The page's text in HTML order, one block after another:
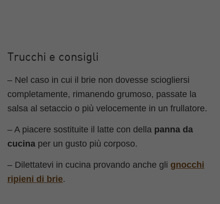
Trucchi e consigli
– Nel caso in cui il brie non dovesse sciogliersi
completamente, rimanendo grumoso, passate la
salsa al setaccio o più velocemente in un frullatore.
– A piacere sostituite il latte con della panna da
cucina per un gusto più corposo.
– Dilettatevi in cucina provando anche gli gnocchi
ripieni di brie.